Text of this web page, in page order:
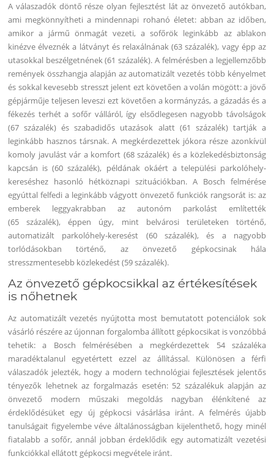
A válaszadók döntő része olyan fejlesztést lát az önvezető autókban,
ami megkönnyítheti a mindennapi rohanó életet: abban az időben,
amikor a jármű önmagát vezeti, a sofőrök leginkább az ablakon
kinézve élveznék a látványt és relaxálnának (63 százalék), vagy épp az
utasokkal beszélgetnének (61 százalék). A felmérésben a legjellemzőbb
remények összhangja alapján az automatizált vezetés több kényelmet
és sokkal kevesebb stresszt jelent ezt követően a volán mögött: a jövő
gépjárműje teljesen leveszi ezt követően a kormányzás, a gázadás és a
fékezés terhét a sofőr válláról, így elsődlegesen nagyobb távolságok
(67 százalék) és szabadidős utazások alatt (61 százalék) tartják a
leginkább hasznos társnak. A megkérdezettek jókora része azonkívül
komoly javulást vár a komfort (68 százalék) és a közlekedésbiztonság
kapcsán is (60 százalék), példának okáért a települési parkolóhely-
kereséshez hasonló hétköznapi szituációkban. A Bosch felmérése
egyúttal felfedi a leginkább vágyott önvezető funkciók rangsorát is: az
emberek leggyakrabban az autonóm parkolást említették
(65 százalék), éppen úgy, mint belvárosi területeken történő,
automatizált parkolóhely-keresést (60 százalék), és a nagyobb
torlódásokban történő, az önvezető gépkocsinak hála
stresszmentesebb közlekedést (59 százalék).
Az önvezető gépkocsikkal az értékesítések
is nőhetnek
Az automatizált vezetés nyújtotta most bemutatott potenciálok sok
vásárló részére az újonnan forgalomba állított gépkocsikat is vonzóbbá
tehetik: a Bosch felmérésében a megkérdezettek 54 százaléka
maradéktalanul egyetértett ezzel az állítással. Különösen a férfi
válaszadók jelezték, hogy a modern technológiai fejlesztések jelentős
tényezők lehetnek az forgalmazás esetén: 52 százalékuk alapján az
önvezető modern műszaki megoldás nagyban élénkítené az
érdeklődésüket egy új gépkocsi vásárlása iránt. A felmérés újabb
tanulságait figyelembe véve általánosságban kijelenthető, hogy minél
fiatalabb a sofőr, annál jobban érdeklődik egy automatizált vezetési
funkciókkal ellátott gépkocsi megvétele iránt.